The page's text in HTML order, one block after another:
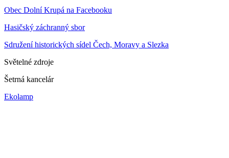
Obec Dolní Krupá na Facebooku
Hasičský záchranný sbor
Sdružení historických sídel Čech, Moravy a Slezka
Světelné zdroje
Šetrná kancelár
Ekolamp